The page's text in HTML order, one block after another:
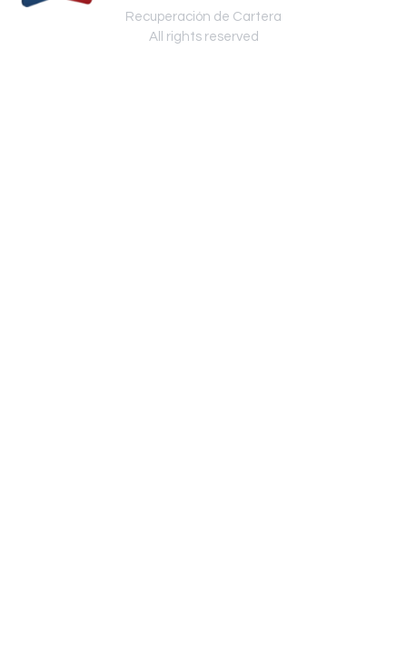
Recuperación de Cartera
All rights reserved